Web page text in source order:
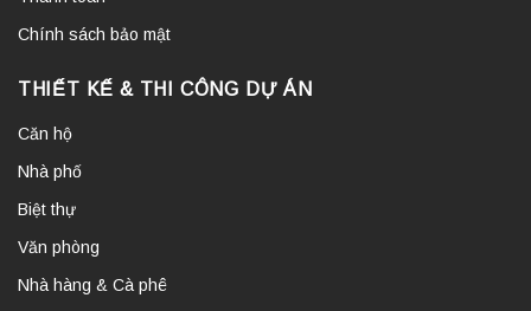
Chính sách bảo mật
THIẾT KẾ & THI CÔNG DỰ ÁN
Căn hộ
Nhà phố
Biệt thự
Văn phòng
Nhà hàng & Cà phê